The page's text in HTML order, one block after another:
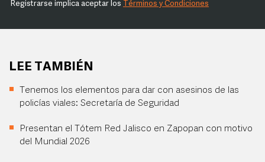
Registrarse implica aceptar los Términos y Condiciones
LEE TAMBIÉN
Tenemos los elementos para dar con asesinos de las
policías viales: Secretaría de Seguridad
Presentan el Tótem Red Jalisco en Zapopan con motivo
del Mundial 2026